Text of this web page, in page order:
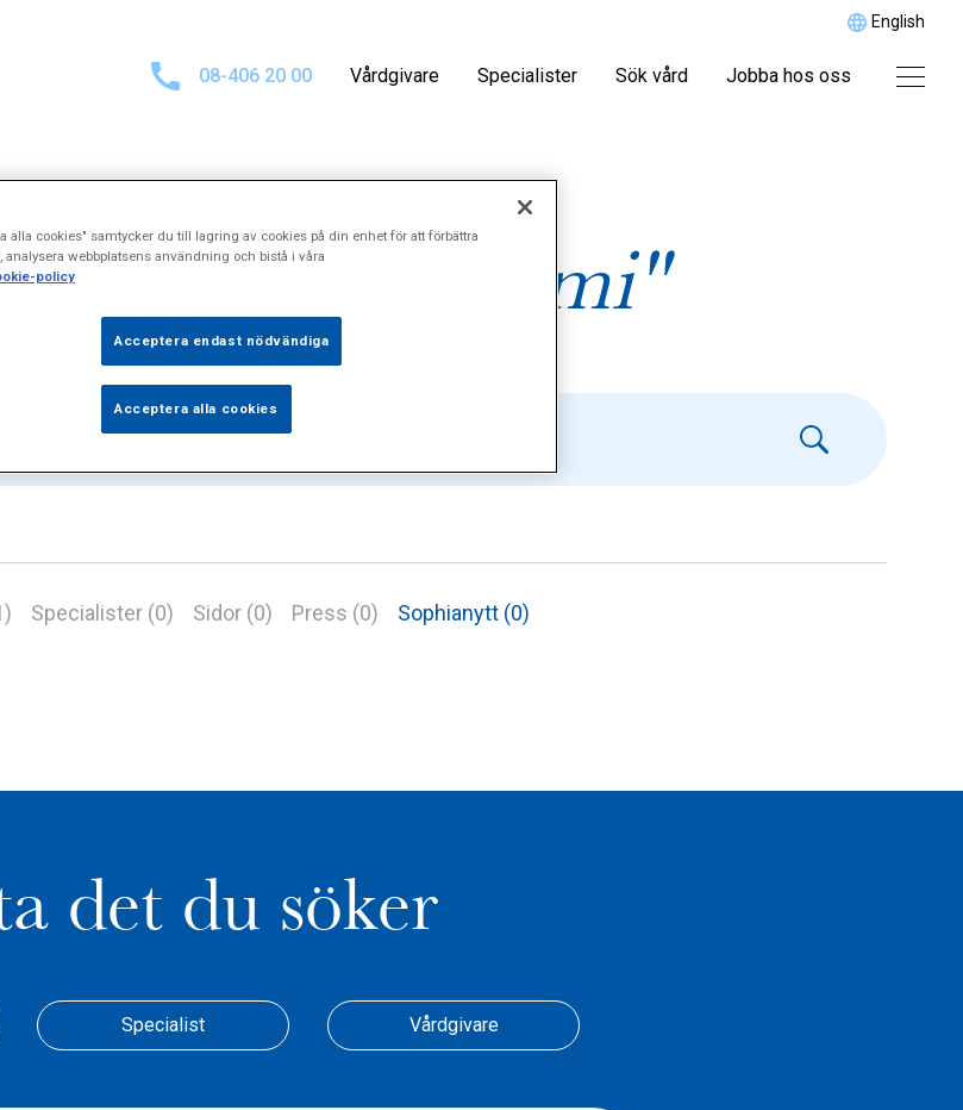
English
08-406 20 00 Vårdgivare Specialister Sök vård Jobba hos oss
för"Azoospermi"
Specialister (0) Sidor (0) Press (0) Sophianytt (0)
det du söker
Specialist Vårdgivare
alla cookies" samtycker du till lagring av cookies på din enhet för att förbättra
analysera webbplatsens användning och bistå i våra
policy
Acceptera endast nödvändiga
Acceptera alla cookies